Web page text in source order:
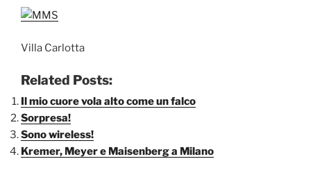
Villa Carlotta
Related Posts:
Il mio cuore vola alto come un falco
Sorpresa!
Sono wireless!
Kremer, Meyer e Maisenberg a Milano